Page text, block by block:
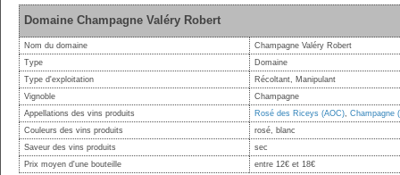
Domaine Champagne Valéry Robert
Nom du domaine
Champagne Valéry Robert
Type
Domaine
Type d'exploitation
Récoltant, Manipulant
Vignoble
Champagne
Appellations des vins produits
Rosé des Riceys (AOC), Champagne
Couleurs des vins produits
rosé, blanc
Saveur des vins produits
sec
Prix moyen d'une bouteille
entre 12€ et 18€